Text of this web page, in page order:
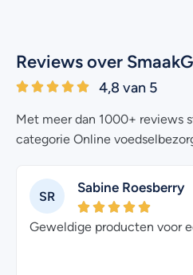
Reviews over
4,8 van 5
Met meer dan 1000+ reviews
categorie Online
SR
Sabine Roesberry
Geweldige producten voor